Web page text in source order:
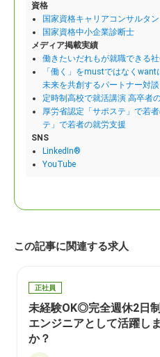
資格
国家資格キャリアコンサルタン
国家資格中小企業診断士
メディア掲載実績
働きたいだれもが就職できる
「働く」をmustではなくwant
未来を共創するパートナー対談
定時制高校で就活講演 高卒者
厚労省認定「サポステ」で若
テ」で若者の就労支援
SNS
LinkedIn®
YouTube
この記事に関連する求人
正社員
未経験OK◎完全週休2日
エンジニアとして活躍し
か？